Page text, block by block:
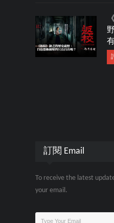
訂閱 Email
To receive the latest
your email.